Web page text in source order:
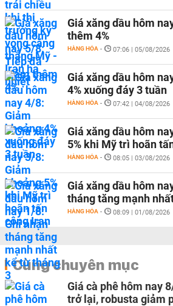
Giá xăng dầu hôm
thêm 4%
HÀNG HÓA - 07:06 | 05/08/2026
Giá xăng dầu hôm
4% xuống đáy 3 tuần
HÀNG HÓA - 07:42 | 04/08/2026
Giá xăng dầu hôm
5% khi Mỹ trì hoãn
HÀNG HÓA - 08:05 | 03/08/2026
Giá xăng dầu hôm
tháng tăng mạnh
HÀNG HÓA - 08:09 | 01/08/2026
Cùng chuyên mục
Giá cà phê hôm nay
trở lại, robusta giảm